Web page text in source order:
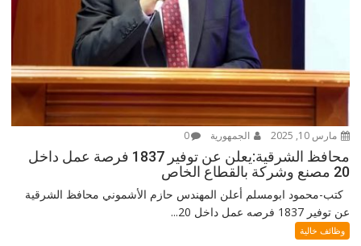
مارس 10, 2025 الجمهورية 0
محافظ الشرقية:يعلن عن توفير 1837 فرصة عمل داخل
20 مصنع وشركة بالقطاع الخاص
كتب-محمود ابومسلم أعلن المهندس حازم الأشموني محافظ الشرقية
عن توفير 1837 فرصه عمل داخل 20...
وظائف خالية